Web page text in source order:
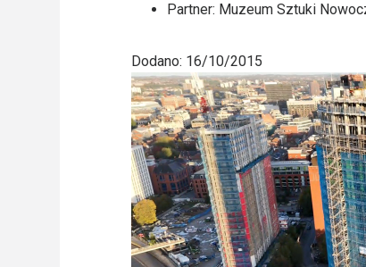
Partner: Muzeum Sztuki
Dodano: 16/10/2015